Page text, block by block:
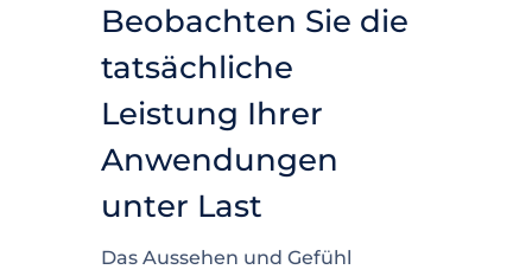
Beobachten Sie die
tatsächliche
Leistung Ihrer
Anwendungen
unter Last
Das Aussehen und Gefühl